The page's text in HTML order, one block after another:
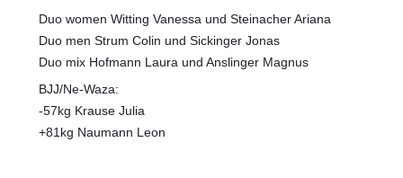
Duo women Witting Vanessa und Steinacher Ariana
Duo men Strum Colin und Sickinger Jonas
Duo mix Hofmann Laura und Anslinger Magnus
BJJ/Ne-Waza:
-57kg Krause Julia
+81kg Naumann Leon